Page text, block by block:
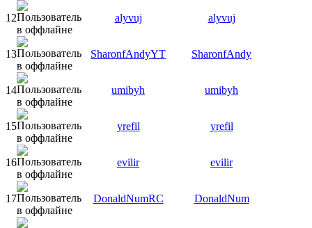
12 alyvuj alyvuj
13 SharonfAndyYT SharonfAndy
14 umibyh umibyh
15 yrefil yrefil
16 evilir evilir
17 DonaldNumRC DonaldNum